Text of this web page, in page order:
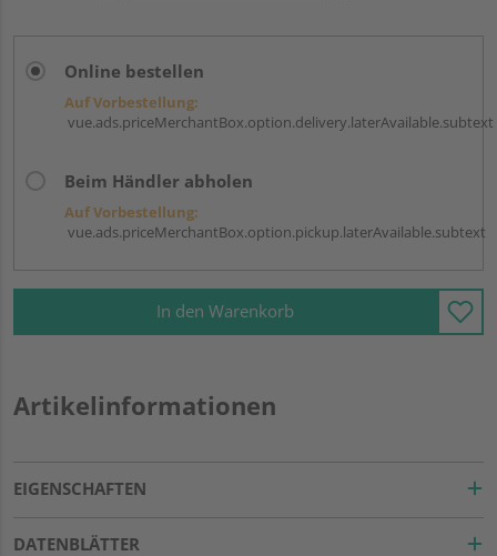
Online bestellen
Auf Vorbestellung:
vue.ads.priceMerchantBox.option.delivery.laterAvailable.subtext
Beim Händler abholen
Auf Vorbestellung:
vue.ads.priceMerchantBox.option.pickup.laterAvailable.subtext
In den Warenkorb
Artikelinformationen
EIGENSCHAFTEN
DATENBLÄTTER